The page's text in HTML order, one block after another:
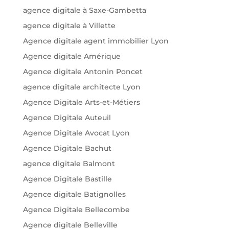
agence digitale à Saxe-Gambetta
agence digitale à Villette
Agence digitale agent immobilier Lyon
Agence digitale Amérique
Agence digitale Antonin Poncet
agence digitale architecte Lyon
Agence Digitale Arts-et-Métiers
Agence Digitale Auteuil
Agence Digitale Avocat Lyon
Agence Digitale Bachut
agence digitale Balmont
Agence Digitale Bastille
Agence digitale Batignolles
Agence Digitale Bellecombe
Agence digitale Belleville